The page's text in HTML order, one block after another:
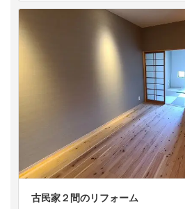
古民家２間のリフォーム